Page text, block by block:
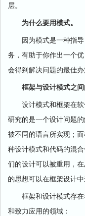
层。
为什么要用模式。
因为模式是一种指导
务，有助于你作出一个
会得到解决问题的最佳办
框架与设计模式之间
设计模式和框架在软
研究的是一个设计问题
被不同的语言所实现；
种设计模式和代码的混
们的设计可以被重用，
的思想可以在框架设计中
框架和设计模式存在
和致力应用的领域：